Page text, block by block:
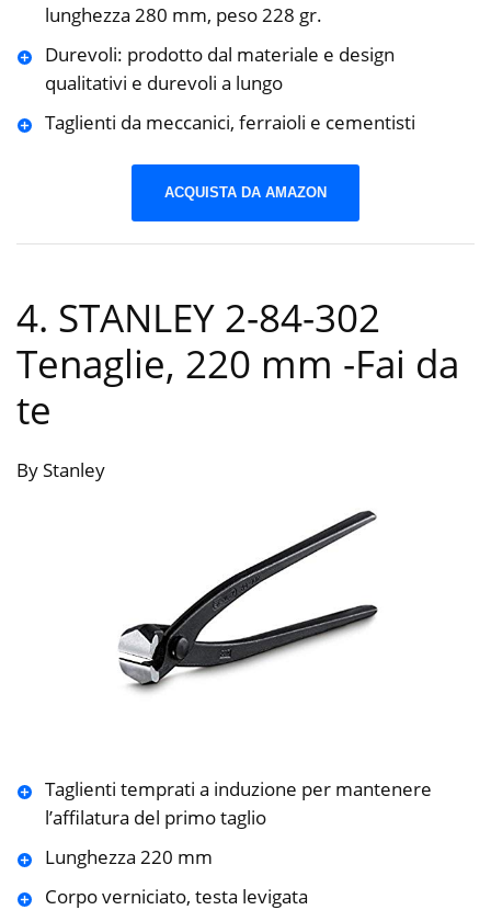
lunghezza 280 mm, peso 228 gr.
Durevoli: prodotto dal materiale e design
qualitativi e durevoli a lungo
Taglienti da meccanici, ferraioli e cementisti
ACQUISTA DA AMAZON
4. STANLEY 2-84-302
Tenaglie, 220 mm -Fai da
te
By Stanley
Taglienti temprati a induzione per mantenere
l’affilatura del primo taglio
Lunghezza 220 mm
Corpo verniciato, testa levigata